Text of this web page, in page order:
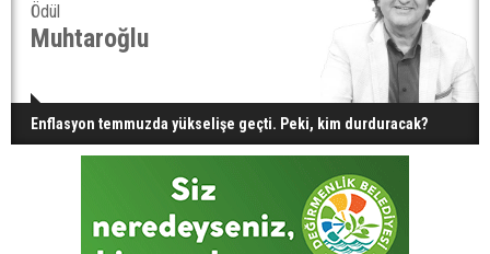
Ödül
Muhtaroğlu
Enflasyon temmuzda yükselişe geçti. Peki, kim durduracak?